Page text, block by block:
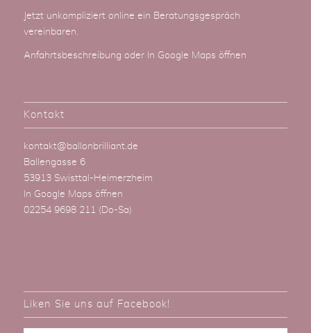
Jetzt unkompliziert online ein Beratungsgespräch
vereinbaren.
Anfahrtsbeschreibung oder In Google Maps öffnen
Kontakt
kontakt@ballonbrilliant.de
Ballengasse 6
53913 Swisttal-Heimerzheim
In Google Maps öffnen
02254 9698 211 (Do-Sa)
Liken Sie uns auf Facebook!